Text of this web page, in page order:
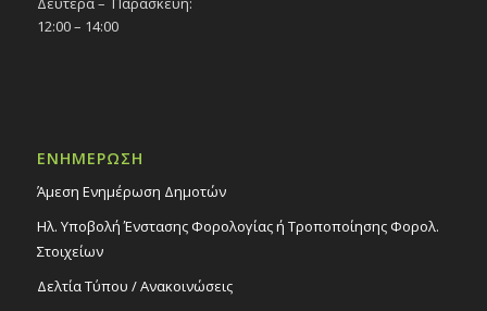
12:00 – 14:00
ΕΝΗΜΕΡΩΣΗ
Άμεση Ενημέρωση Δημοτών
Ηλ. Υποβολή Ένστασης Φορολογίας ή Τροποποίησης Φορολ.
Στοιχείων
Δελτία Τύπου / Ανακοινώσεις